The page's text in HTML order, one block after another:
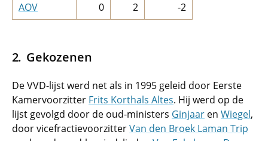
AOV
0 2 -2
Gekozenen
De VVD-lijst werd net als in 1995 geleid door Eerste
Kamervoorzitter Frits Korthals Altes. Hij werd op de
lijst gevolgd door de oud-ministers Ginjaar en Wiegel,
door vicefractievoorzitterVan den Broek Laman Trip